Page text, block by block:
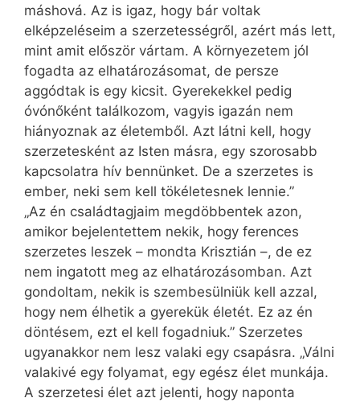
máshová. Az is igaz, hogy bár voltak
elképzeléseim a szerzetességről, azért más lett,
mint amit először vártam. A környezetem jól
fogadta az elhatározásomat, de persze
aggódtak is egy kicsit. Gyerekekkel pedig
óvónőként találkozom, vagyis igazán nem
hiányoznak az életemből. Azt látni kell, hogy
szerzetesként az Isten másra, egy szorosabb
kapcsolatra hív bennünket. De a szerzetes is
ember, neki sem kell tökéletesnek lennie.”
„Az én családtagjaim megdöbbentek azon,
amikor bejelentettem nekik, hogy ferences
szerzetes leszek – mondta Krisztián –, de ez
nem ingatott meg az elhatározásomban. Azt
gondoltam, nekik is szembesülniük kell azzal,
hogy nem élhetik a gyerekük életét. Ez az én
döntésem, ezt el kell fogadniuk.” Szerzetes
ugyanakkor nem lesz valaki egy csapásra. „Válni
valakivé egy folyamat, egy egész élet munkája.
A szerzetesi élet azt jelenti, hogy naponta